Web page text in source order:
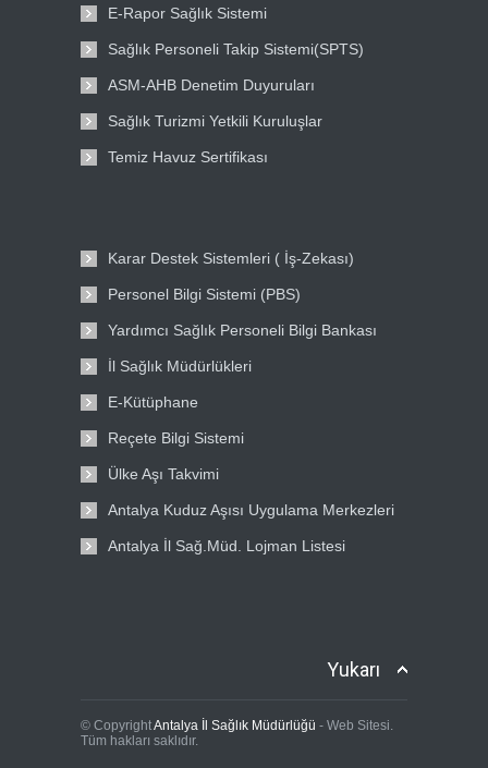
E-Rapor Sağlık Sistemi
Sağlık Personeli Takip Sistemi(SPTS)
ASM-AHB Denetim Duyuruları
Sağlık Turizmi Yetkili Kuruluşlar
Temiz Havuz Sertifikası
Karar Destek Sistemleri ( İş-Zekası)
Personel Bilgi Sistemi (PBS)
Yardımcı Sağlık Personeli Bilgi Bankası
İl Sağlık Müdürlükleri
E-Kütüphane
Reçete Bilgi Sistemi
Ülke Aşı Takvimi
Antalya Kuduz Aşısı Uygulama Merkezleri
Antalya İl Sağ.Müd. Lojman Listesi
Yukarı
© CopyrightAntalya İl Sağlık Müdürlüğü - Web Sitesi.
Tüm hakları saklıdır.